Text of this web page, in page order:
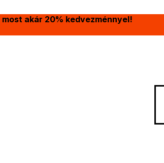
most akár 20% kedvezménnyel!